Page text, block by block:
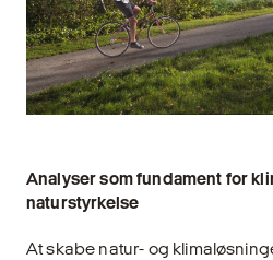
Analyser som fundament for
naturstyrkelse
At skabe natur- og